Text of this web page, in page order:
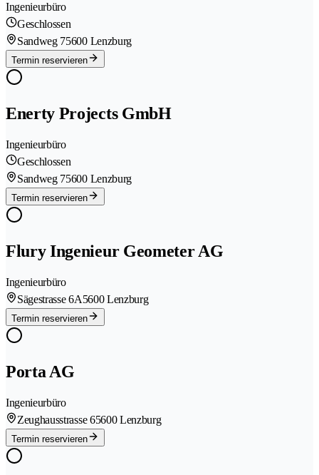
Ingenieurbüro
Geschlossen
Sandweg 75600 Lenzburg
Termin reservieren
Enerty Projects GmbH
Ingenieurbüro
Geschlossen
Sandweg 75600 Lenzburg
Termin reservieren
Flury Ingenieur Geometer AG
Ingenieurbüro
Sägestrasse 6A5600 Lenzburg
Termin reservieren
Porta AG
Ingenieurbüro
Zeughausstrasse 65600 Lenzburg
Termin reservieren